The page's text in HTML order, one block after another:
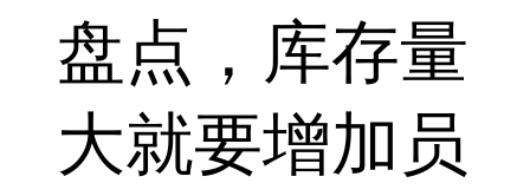
盘点，库存量
大就要增加员